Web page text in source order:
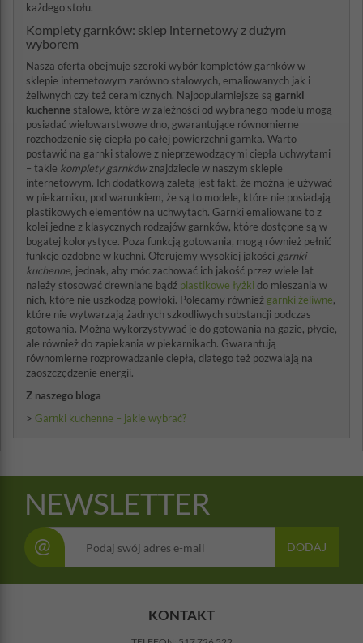
każdego stołu.
Komplety garnków: sklep internetowy z dużym
wyborem
Nasza oferta obejmuje szeroki wybór kompletów garnków w
sklepie internetowym zarówno stalowych, emaliowanych jak i
żeliwnych czy też ceramicznych. Najpopularniejsze są garnki
kuchenne stalowe, które w zależności od wybranego modelu mogą
posiadać wielowarstwowe dno, gwarantujące równomierne
rozchodzenie się ciepła po całej powierzchni garnka. Warto
postawić na garnki stalowe z nieprzewodzącymi ciepła uchwytami
– takie komplety garnkówznajdziecie w naszym sklepie
internetowym. Ich dodatkową zaletą jest fakt, że można je używać
w piekarniku, pod warunkiem, że są to modele, które nie posiadają
plastikowych elementów na uchwytach. Garnki emaliowane to z
kolei jedne z klasycznych rodzajów garnków, które dostępne są w
bogatej kolorystyce. Poza funkcją gotowania, mogą również pełnić
funkcje ozdobne w kuchni. Oferujemy wysokiej jakości garnki
kuchenne, jednak, aby móc zachować ich jakość przez wiele lat
należy stosować drewniane bądź plastikowe łyżki do mieszania w
nich, które nie uszkodzą powłoki. Polecamy również garnki żeliwne,
które nie wytwarzają żadnych szkodliwych substancji podczas
gotowania. Można wykorzystywać je do gotowania na gazie, płycie,
ale również do zapiekania w piekarnikach. Gwarantują
równomierne rozprowadzanie ciepła, dlatego też pozwalają na
zaoszczędzenie energii.
Z naszego bloga
> Garnki kuchenne – jakie wybrać?
NEWSLETTER
@ DODAJ
KONTAKT